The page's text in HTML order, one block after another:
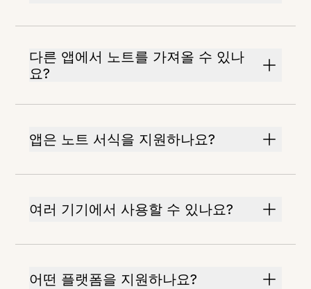
다른 앱에서 노트를 가져올 수 있나
요?
앱은 노트 서식을 지원하나요?
여러 기기에서 사용할 수 있나요?
어떤 플랫폼을 지원하나요?